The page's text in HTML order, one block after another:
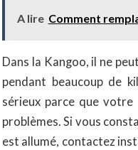
A lire Comment
Dans la Kangoo, il ne
pendant beaucoup de
sérieux parce que
problèmes. Si vous
est allumé, contactez